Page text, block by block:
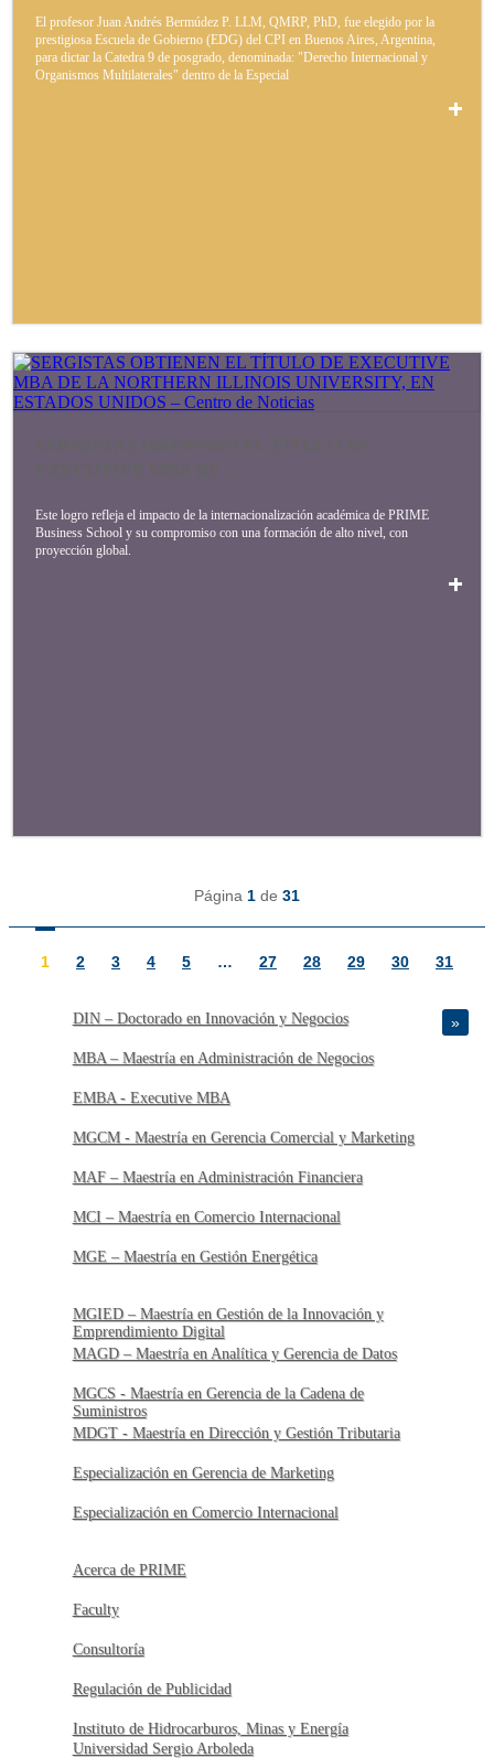
El profesor Juan Andrés Bermúdez P. LLM, QMRP, PhD, fue elegido por la
prestigiosa Escuela de Gobierno (EDG) del CPI en Buenos Aires, Argentina,
para dictar la Catedra 9 de posgrado, denominada: "Derecho Internacional y
Organismos Multilaterales" dentro de la Especial
Este logro refleja el impacto de la internacionalización académica de PRIME
Business School y su compromiso con una formación de alto nivel, con
proyección global.
Página 1 de 31
1 2 3 4 5 … 27 28 29 30 31
»
DIN – Doctorado en Innovación y Negocios
MBA – Maestría en Administración de Negocios
EMBA - Executive MBA
MGCM - Maestría en Gerencia Comercial y Marketing
MAF – Maestría en Administración Financiera
MCI – Maestría en Comercio Internacional
MGE – Maestría en Gestión Energética
MGIED – Maestría en Gestión de la Innovación y
Emprendimiento Digital
MAGD – Maestría en Analítica y Gerencia de Datos
MGCS - Maestría en Gerencia de la Cadena de
Suministros
MDGT - Maestría en Dirección y Gestión Tributaria
Especialización en Gerencia de Marketing
Especialización en Comercio Internacional
Acerca de PRIME
Faculty
Consultoría
Regulación de Publicidad
Instituto de Hidrocarburos, Minas y Energía
Universidad Sergio Arboleda